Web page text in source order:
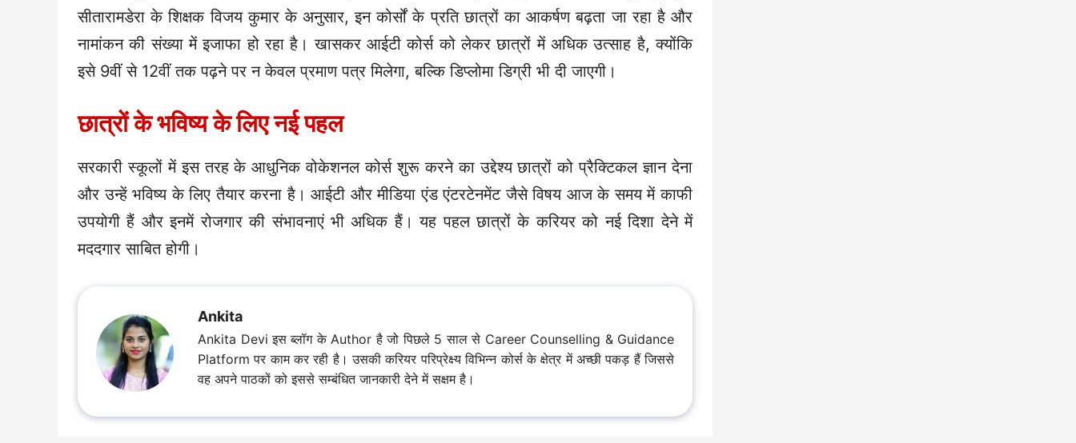
सीतारामडेरा के शिक्षक विजय कुमार के अनुसार, इन कोर्सों के प्रति छात्रों का आकर्षण बढ़ता जा रहा है और
नामांकन की संख्या में इजाफा हो रहा है। खासकर आईटी कोर्स को लेकर छात्रों में अधिक उत्साह है, क्योंकि
इसे 9वीं से 12वीं तक पढ़ने पर न केवल प्रमाण पत्र मिलेगा, बल्कि डिप्लोमा डिग्री भी दी जाएगी।
छात्रों के भविष्य के लिए नई पहल
सरकारी स्कूलों में इस तरह के आधुनिक वोकेशनल कोर्स शुरू करने का उद्देश्य छात्रों को प्रैक्टिकल ज्ञान देना
और उन्हें भविष्य के लिए तैयार करना है। आईटी और मीडिया एंड एंटरटेनमेंट जैसे विषय आज के समय में काफी
उपयोगी हैं और इनमें रोजगार की संभावनाएं भी अधिक हैं। यह पहल छात्रों के करियर को नई दिशा देने में
मददगार साबित होगी।
Ankita
Ankita Devi इस ब्लॉग के Author है जो पिछले 5 साल से Career Counselling & Guidance
Platform पर काम कर रही है। उसकी करियर परिप्रेक्ष्य विभिन्न कोर्स के क्षेत्र में अच्छी पकड़ हैं जिससे
वह अपने पाठकों को इससे सम्बंधित जानकारी देने में सक्षम है।